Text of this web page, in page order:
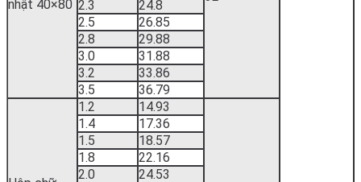
nhật 40×80 2.3
24.8
2.5
26.85
2.8
29.88
3.0
31.88
3.2
33.86
3.5
36.79
1.2 14.93
1.4
17.36
1.5
18.57
1.8
22.16
2.0
24.53